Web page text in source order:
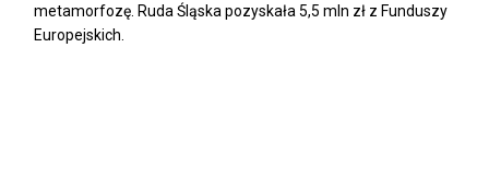
metamorfozę. Ruda Śląska pozyskała 5,5 mln zł z Funduszy
Europejskich.